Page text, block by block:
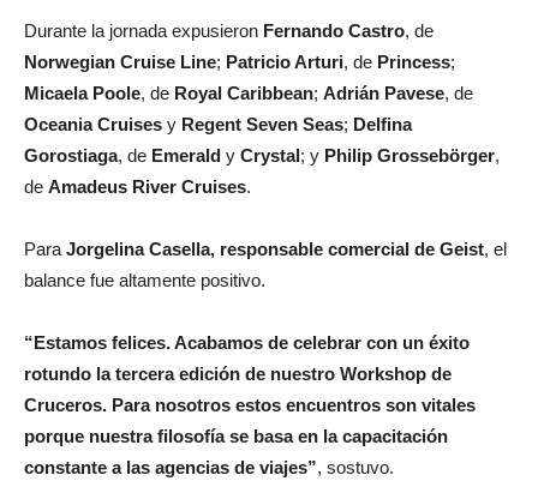
Durante la jornada expusieron Fernando Castro, de
Norwegian Cruise Line; Patricio Arturi, de Princess;
Micaela Poole, de Royal Caribbean; Adrián Pavese, de
Oceania Cruises y Regent Seven Seas; Delfina
Gorostiaga, de Emerald y Crystal; y Philip Grossebörger,
de Amadeus River Cruises.
Para Jorgelina Casella, responsable comercial de Geist, el
balance fue altamente positivo.
“Estamos felices. Acabamos de celebrar con un éxito
rotundo la tercera edición de nuestro Workshop de
Cruceros. Para nosotros estos encuentros son vitales
porque nuestra filosofía se basa en la capacitación
constante a las agencias de viajes”, sostuvo.